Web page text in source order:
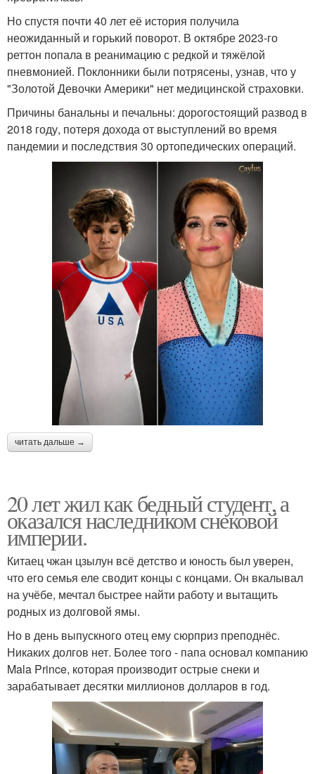
Но спустя почти 40 лет её история получила
неожиданный и горький поворот. В октябре 2023-го
реттон попала в реанимацию с редкой и тяжёлой
пневмонией. Поклонники были потрясены, узнав, что у
"Золотой Девочки Америки" нет медицинской страховки.
Причины банальны и печальны: дорогостоящий развод в
2018 году, потеря дохода от выступлений во время
пандемии и последствия 30 ортопедических операций.
читать дальше →
20 лет жил как бедный студент, а
оказался наследником снековой
империи.
Китаец чжан цзылун всё детство и юность был уверен,
что его семья еле сводит концы с концами. Он вкалывал
на учёбе, мечтал быстрее найти работу и вытащить
родных из долговой ямы.
Но в день выпускного отец ему сюрприз преподнёс.
Никаких долгов нет. Более того - папа основал компанию
Mala Prince, которая производит острые снеки и
зарабатывает десятки миллионов долларов в год.